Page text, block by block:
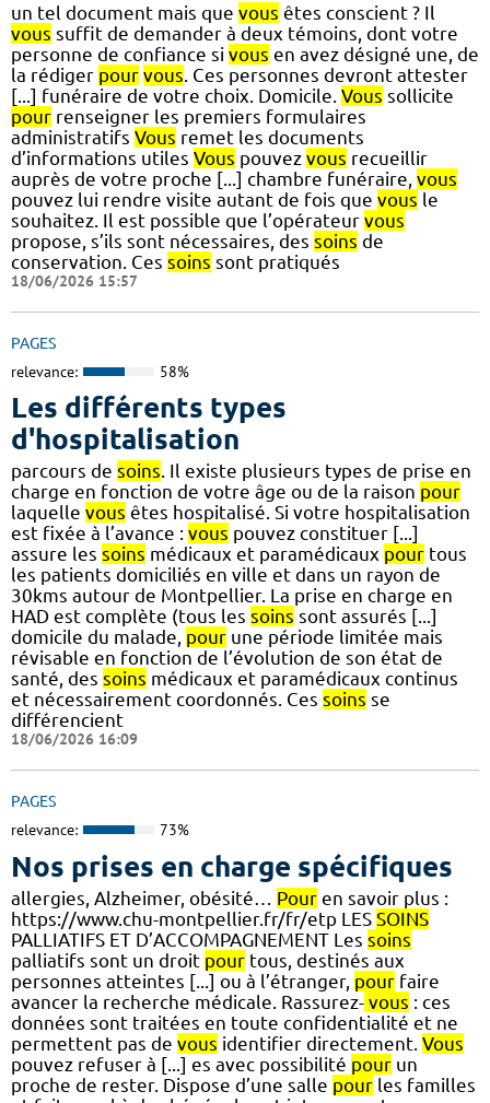
un tel document mais que vous êtes conscient ? Il
vous suffit de demander à deux témoins, dont votre
personne de confiance si vous en avez désigné une, de
la rédiger pour vous . Ces personnes devront attester
[...] funéraire de votre choix. Domicile. Vous sollicite
pour renseigner les premiers formulaires
administratifs Vous remet les documents
d’informations utiles Vous pouvez vous recueillir
auprès de votre proche [...] chambre funéraire, vous
pouvez lui rendre visite autant de fois que vous le
souhaitez. Il est possible que l’opérateur vous
propose, s’ils sont nécessaires, des soins de
conservation. Ces soins sont pratiqués
18/06/2026 15:57
PAGES
relevance: 58%
Les différents types
d'hospitalisation
parcours de soins. Il existe plusieurs types de prise en
charge en fonction de votre âge ou de la raison pour
laquelle vous êtes hospitalisé. Si votre hospitalisation
est fixée à l’avance : vous pouvez constituer [...]
assure les soins médicaux et paramédicaux pour tous
les patients domiciliés en ville et dans un rayon de
30kms autour de Montpellier. La prise en charge en
HAD est complète (tous les soins sont assurés [...]
domicile du malade, pour une période limitée mais
révisable en fonction de l’évolution de son état de
santé, des soins médicaux et paramédicaux continus
et nécessairement coordonnés. Ces soins se
différencient
18/06/2026 16:09
PAGES
relevance: 73%
Nos prises en charge spécifiques
allergies, Alzheimer, obésité… Pour en savoir plus :
https://www.chu-montpellier.fr/fr/etp LES SOINS
PALLIATIFS ET D’ACCOMPAGNEMENT Les soins
palliatifs sont un droit pour tous, destinés aux
personnes atteintes [...] ou à l’étranger, pour faire
avancer la recherche médicale. Rassurez- vous : ces
données sont traitées en toute confidentialité et ne
permettent pas de vous identifier directement. Vous
pouvez refuser à [...] es avec possibilité pour un
proche de rester. Dispose d’une salle pour les familles